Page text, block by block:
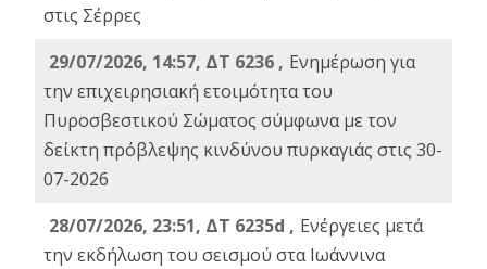
στις Σέρρες
29/07/2026, 14:57, ΔΤ 6236 , Ενημέρωση για
την επιχειρησιακή ετοιμότητα του
Πυροσβεστικού Σώματος σύμφωνα με τον
δείκτη πρόβλεψης κινδύνου πυρκαγιάς στις 30-
07-2026
28/07/2026, 23:51, ΔΤ 6235d , Ενέργειες μετά
την εκδήλωση του σεισμού στα Ιωάννινα